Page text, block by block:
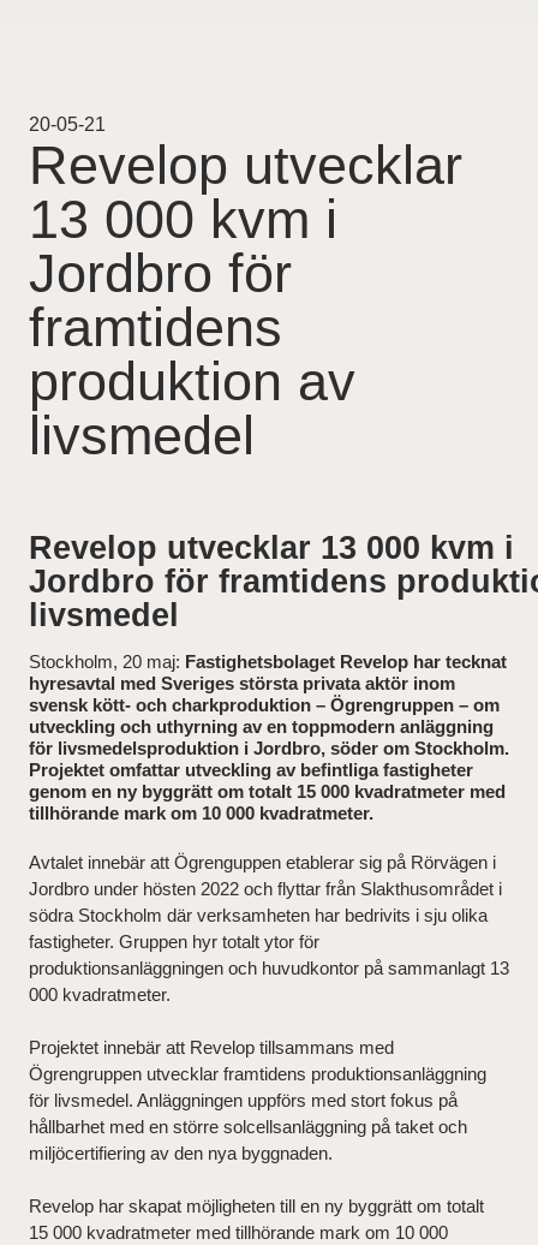
Genomförda
Uthyrning
Nyheter
Karriär
Kontakt
For Investors
About Revelop
Executive Leadership
Partners and Board
20-05-21
Revelop utvecklar
13 000 kvm i
Jordbro för
framtidens
produktion av
livsmedel
Revelop utvecklar 13 000 kvm i
Jordbro för framtidens
livsmedel
Stockholm, 20 maj: Fastighetsbolaget Revelop har tecknat
hyresavtal med Sveriges största privata aktör inom
svensk kött- och charkproduktion – Ögrengruppen – om
utveckling och uthyrning av en toppmodern anläggning
för livsmedelsproduktion i Jordbro, söder om Stockholm.
Projektet omfattar utveckling av befintliga fastigheter
genom en ny byggrätt om totalt 15 000 kvadratmeter med
tillhörande mark om 10 000 kvadratmeter.
Avtalet innebär att Ögrenguppen etablerar sig på Rörvägen i
Jordbro under hösten 2022 och flyttar från Slakthusområdet i
södra Stockholm där verksamheten har bedrivits i sju olika
fastigheter. Gruppen hyr totalt ytor för
produktionsanläggningen och huvudkontor på sammanlagt 13
000 kvadratmeter.
Projektet innebär att Revelop tillsammans med
Ögrengruppen utvecklar framtidens produktionsanläggning
för livsmedel. Anläggningen uppförs med stort fokus på
hållbarhet med en större solcellsanläggning på taket och
miljöcertifiering av den nya byggnaden.
Revelop har skapat möjligheten till en ny byggrätt om totalt
15 000 kvadratmeter med tillhörande mark om 10 000